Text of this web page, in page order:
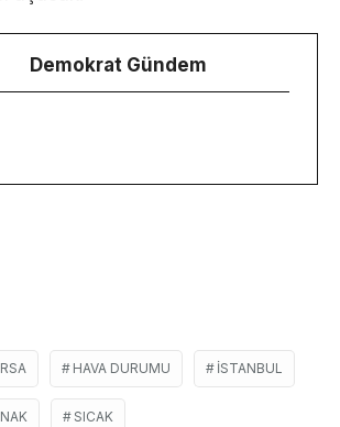
Demokrat Gündem
HAVA DURUMU ISTANBUL
SICAK